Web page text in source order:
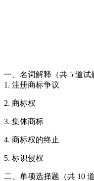
一、名词解释（共 5 道试
1. 注册商标争议
2. 商标权
3. 集体商标
4. 商标权的终止
5. 标识侵权
二、单项选择题（共 10